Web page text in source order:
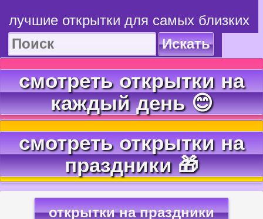
лучшие открытки для самых близких
Искать
смотреть открытки на
каждый день 😊
смотреть открытки на
праздники 🎁
открытки на праздники